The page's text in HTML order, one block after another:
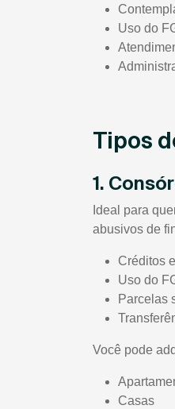
Uso do
Tipos
1.
Ideal para
abusivos de
Créditos
Uso do
Parcelas
Você pode
Casas